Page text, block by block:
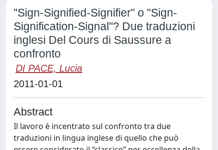
"Sign-Signified-Signifier" o "Sign-
Signification-Signal"? Due traduzioni
inglesi Del Cours di Saussure a
confronto
DI PACE, Lucia
2011-01-01
Abstract
Il lavoro è incentrato sul confronto tra due
traduzioni in lingua inglese di quello che può